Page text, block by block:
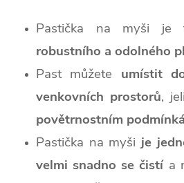
Pastička na myši je
robustního a odolného
Past můžete umístit
venkovních prostorů,
povětrnostním
Pastička na myši je
velmi snadno se čistía